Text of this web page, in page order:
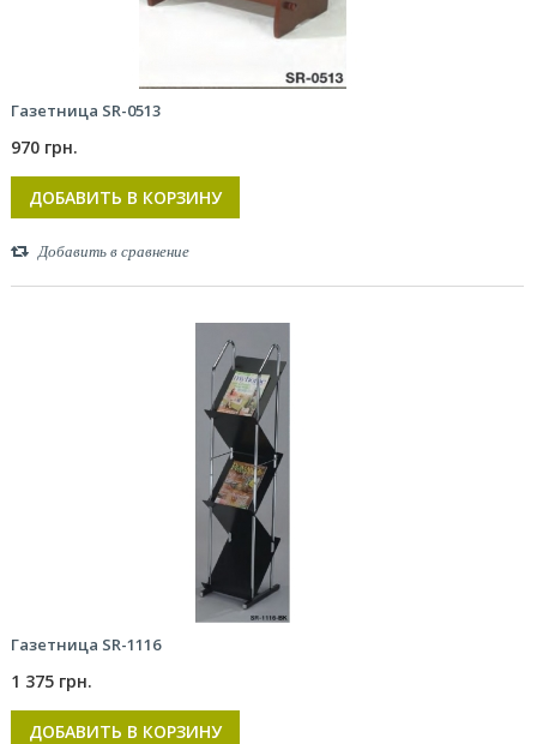
Газетница SR-0513
970 грн.
ДОБАВИТЬ В КОРЗИНУ
Добавить в сравнение
Газетница SR-1116
1 375 грн.
ДОБАВИТЬ В КОРЗИНУ